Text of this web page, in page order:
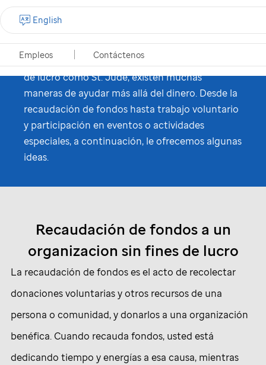
Empleos Contáctenos
English
monetarias
Aunque las donaciones monetarias son
fundamentales para las organizaciones sin fines
de lucro comoSt. Jude, existen muchas
maneras de ayudar más allá del dinero. Desde la
recaudación de fondos hasta trabajo voluntario
y participación en eventos o actividades
especiales, a continuación, le ofrecemos algunas
ideas.
Recaudación de fondos a un
organizacion sin fines de lucro
La recaudación de fondos es el acto de recolectar
donaciones voluntarias y otros recursos de una
persona o comunidad, y donarlos a una organización
benéfica. Cuando recauda fondos, usted está
dedicando tiempo y energías a esa causa, mientras